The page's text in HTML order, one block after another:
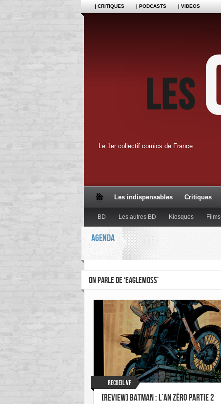
| CRITIQUES | PODCASTS | VIDEOS
Le 1er collectif comics de France
Les indispensables Critiques
BD Les autres BD Kiosques Films
AGENDA
ON PARLE DE ‘EAGLEMOSS’
Recueil VF
[Review] Batman : L’An Zéro partie 2